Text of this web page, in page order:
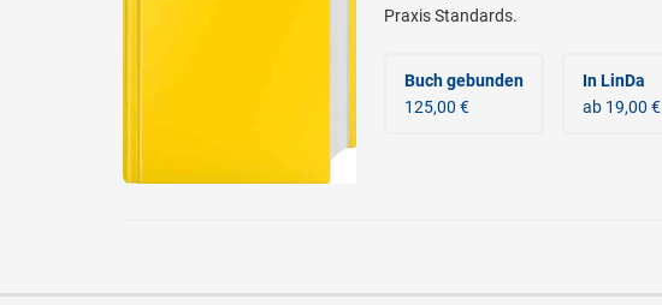
Praxis Standards.
Buch gebunden
125,00 €
In LinDa
ab 19,00 €